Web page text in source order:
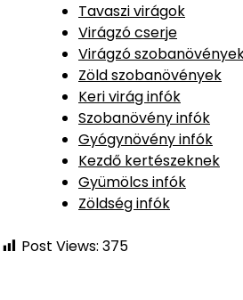
Tavaszi virágok
Virágzó cserje
Virágzó
Zöld szobanövények
Keri virág infók
Szobanövény infók
Gyógynövény infók
Kezdő kertészeknek
Gyümölcs infók
Zöldség infók
Post Views: 375